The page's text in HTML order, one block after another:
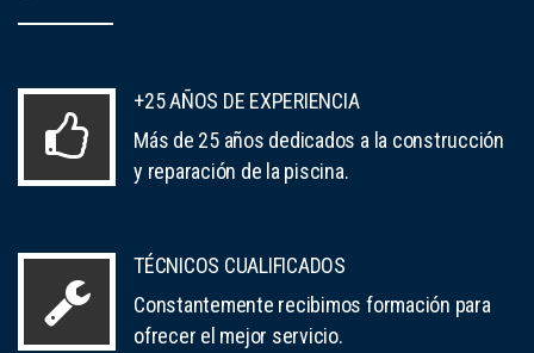
+25 AÑOS DE EXPERIENCIA
Más de 25 años dedicados a la construcción
y reparación de la piscina.
TÉCNICOS CUALIFICADOS
Constantemente recibimos formación para
ofrecer el mejor servicio.